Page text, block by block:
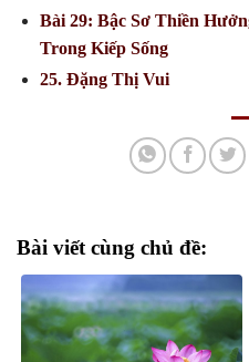
Bài 29: Bậc Sơ Thiền
Trong Kiếp Sống
25. Đặng Thị Vui
Bài viết cùng chủ đề: